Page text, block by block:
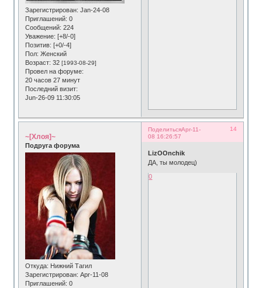
Зарегистрирован: Jan-24-08
Приглашений: 0
Сообщений: 224
Уважение: [+8/-0]
Позитив: [+0/-4]
Пол: Женский
Возраст: 32[1993-08-29]
Провел на форуме:
20 часов 27 минут
Последний визит:
Jun-26-09 11:30:05
Поделиться 14
Apr-11-
08 16:26:57
~[Хлоя]~
Подруга форума
Откуда: Нижний Тагил
Зарегистрирован: Apr-11-08
Приглашений: 0
LizOOnchik
ДА, ты молодец)
0